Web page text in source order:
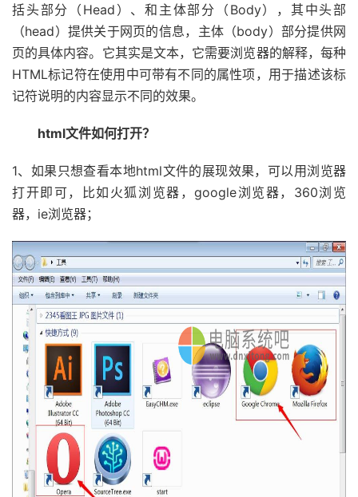
括头部分（Head）、和主体部分（Body），其中头部
（head）提供关于网页的信息，主体（body）部分提供网
页的具体内容。它其实是文本，它需要浏览器的解释，每种
HTML标记符在使用中可带有不同的属性项，用于描述该标
记符说明的内容显示不同的效果。
html文件如何打开？
1、如果只想查看本地html文件的展现效果，可以用浏览器
打开即可，比如火狐浏览器，google浏览器，360浏览
器，ie浏览器；